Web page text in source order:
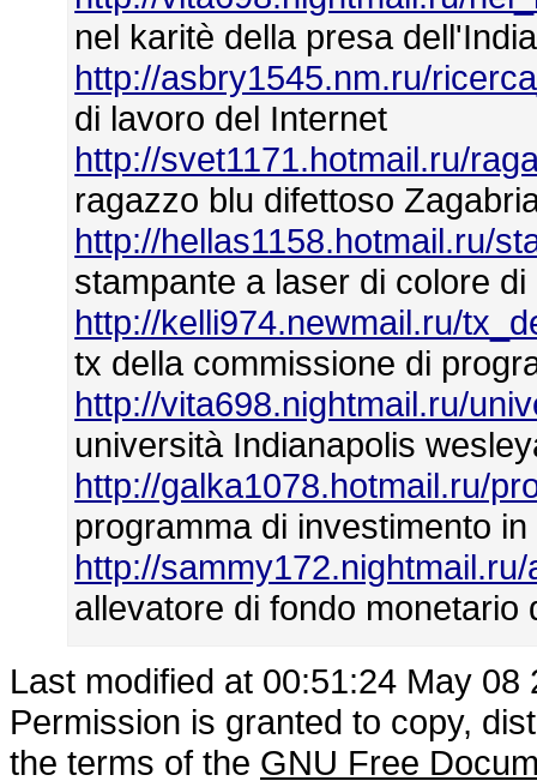
nel karitè della presa
http://asbry1545.nm.ru/
di lavoro del Internet
http://svet1171.hotmail.ru/
ragazzo blu difettoso
http://hellas1158.hotmail.ru/
stampante a laser di colore di
http://kelli974.newmail.ru/
tx della commissione di
http://vita698.nightmail.ru/
università Indianapolis
http://galka1078.hotmail.ru/
programma di investimento in
http://
allevatore di fondo
Last modified at 00:51:24 May 08
Permission is granted to copy,
the terms of the GNU Free